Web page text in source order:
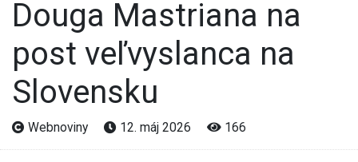
Douga Mastriana na
post veľvyslanca na
Slovensku
Webnoviny 12. máj 2026 166